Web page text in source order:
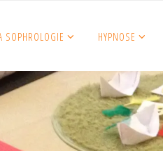
SOPHROLOGIE HYPNOSE